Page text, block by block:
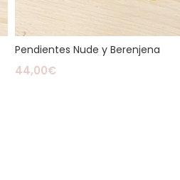
Pendientes Nude y Berenjena
44,00€